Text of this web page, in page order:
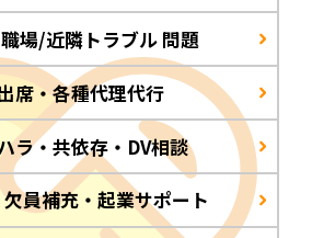
場/近隣トラブル 問題
席・各種代理代行
ラ・共依存・DV相談
員補充・起業サポート